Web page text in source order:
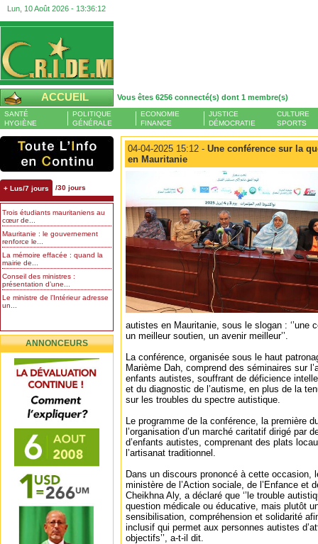
Lun, 10 Août 2026 - 13:36:13
ACCUEIL Vous êtes 6256 connecté(s) dont 1 membre(s)
SANTÉ
HYGIÈNE
POLITIQUE
GÉNÉRALE
ECONOMIE
FINANCE
JUSTICE
DÉMOCRATIE
CULTURE
SPORTS
+ Lus/7 jours /30 jours
Trois étudiants mauritaniens au
cœur de...
Mauritanie : le gouvernement
renforce le...
La mémoire effacée : quand la
mairie de...
Conseil des ministres :
présentation d’une...
Le ministre de l’Intérieur adresse
un...
ANNONCEURS
04-04-2025 15:12 - Une conférence sur la
en Mauritanie
autistes en Mauritanie, sous le slogan : ‘’une
un meilleur soutien, un avenir meilleur’’.
La conférence, organisée sous le haut
Marième Dah, comprend des séminaires sur
enfants autistes, souffrant de déficience
et du diagnostic de l’autisme, en plus de la
sur les troubles du spectre autistique.
Le programme de la conférence, la première
l’organisation d’un marché caritatif dirigé par
d’enfants autistes, comprenant des plats
l’artisanat traditionnel.
Dans un discours prononcé à cette occasion,
ministère de l’Action sociale, de l’Enfance et
Cheikhna Aly, a déclaré que ‘’le trouble
question médicale ou éducative, mais plutôt
sensibilisation, compréhension et solidarité
inclusif qui permet aux personnes autistes
objectifs’’, a-t-il dit.